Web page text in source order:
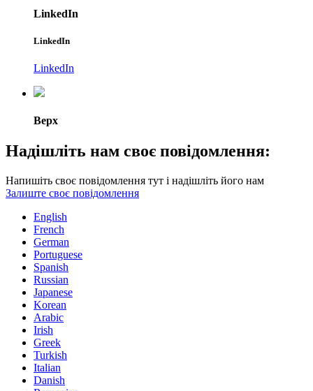
LinkedIn
LinkedIn
LinkedIn
Верх
Надішліть нам своє повідомлення:
Напишіть своє повідомлення тут і надішліть його нам
Залиште своє повідомлення
English
French
German
Portuguese
Spanish
Russian
Japanese
Korean
Arabic
Irish
Greek
Turkish
Italian
Danish